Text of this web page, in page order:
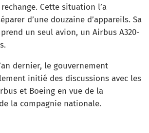
Cette situation l’a
d’une douzaine d’appareils. Sa
un seul avion, un Airbus A320-
dernier, le gouvernement
initié des discussions avec les
et Boeing en vue de la
la compagnie nationale.